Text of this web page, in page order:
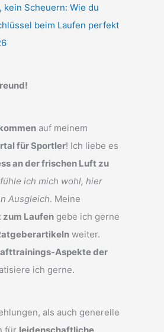
kein Scheuern: Wie du
beim Laufen perfekt
auf meinem
für Sportler! Ich liebe es
an der frischen Luft zu
ich mich wohl, hier
Ausgleich. Meine
Laufen gebe ich gerne
weiter.
Aspekte der
ich gerne.
als auch generelle